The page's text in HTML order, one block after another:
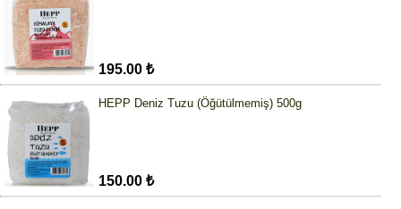
195.00 ₺
HEPP Deniz Tuzu (Öğütülmemiş) 500g
150.00 ₺